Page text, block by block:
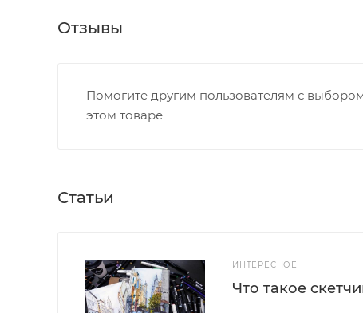
Отзывы
Помогите другим пользователям с
этом товаре
Статьи
ИНТЕРЕСНОЕ
Что такое